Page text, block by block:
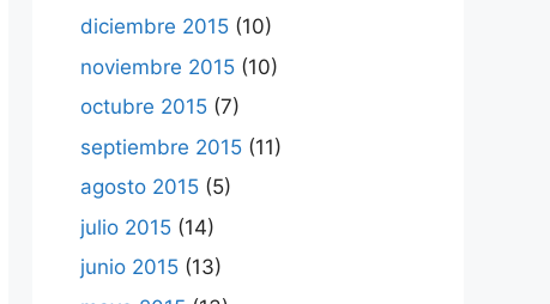
diciembre 2015 (10)
noviembre 2015 (10)
octubre 2015 (7)
septiembre 2015 (11)
agosto 2015 (5)
julio 2015 (14)
junio 2015 (13)